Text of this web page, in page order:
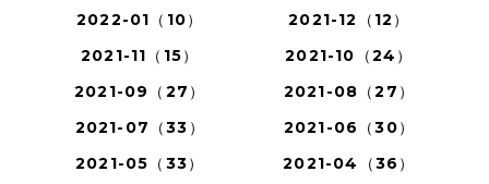
2022-01（10）
2021-12（12）
2021-11（15）
2021-10（24）
2021-09（27）
2021-08（27）
2021-07（33）
2021-06（30）
2021-05（33）
2021-04（36）